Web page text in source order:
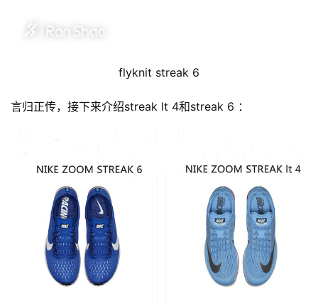
flyknit streak 6
言归正传，接下来介绍streak lt 4和streak 6 ：